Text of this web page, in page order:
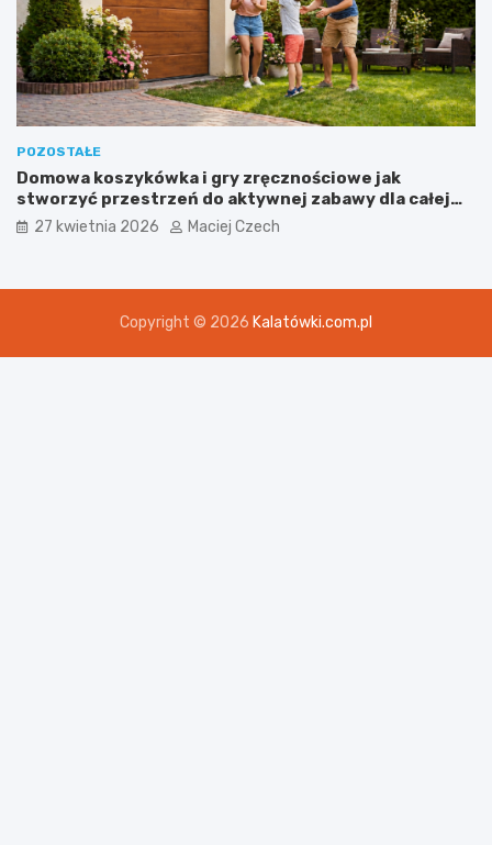
POZOSTAŁE
Domowa koszykówka i gry zręcznościowe jak
stworzyć przestrzeń do aktywnej zabawy dla całej
rodziny
27 kwietnia 2026 Maciej Czech
Copyright © 2026 Kalatówki.com.pl